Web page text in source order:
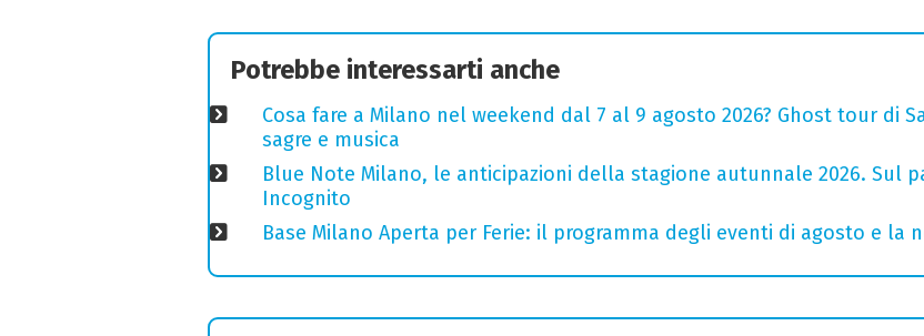
Potrebbe interessarti anche
Cosa fare a Milano nel weekend dal 7 al 9 agosto 2026? Ghost tour di
sagre e musica
Blue Note Milano, le anticipazioni della stagione autunnale 2026. Sul
Incognito
Base Milano Aperta per Ferie: il programma degli eventi di agosto e la